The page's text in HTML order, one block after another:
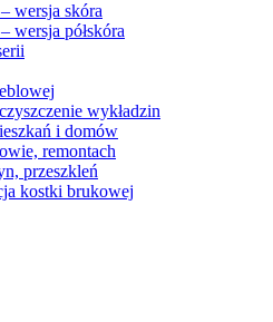
wersja skóra
wersja półskóra
wykładzin
i domów
remontach
przeszkleń
kostki brukowej